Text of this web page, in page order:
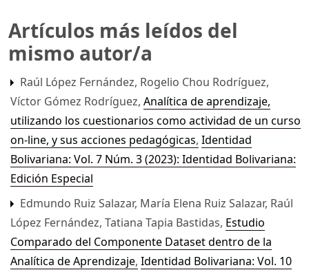
Artículos más leídos del
mismo autor/a
Raúl López Fernández, Rogelio Chou Rodríguez,
Víctor Gómez Rodríguez, Analítica de aprendizaje,
utilizando los cuestionarios como actividad de un curso
on-line, y sus acciones pedagógicas, Identidad
Bolivariana: Vol. 7 Núm. 3 (2023): Identidad Bolivariana:
Edición Especial
Edmundo Ruiz Salazar, María Elena Ruiz Salazar, Raúl
López Fernández, Tatiana Tapia Bastidas, Estudio
Comparado del Componente Dataset dentro de la
Analítica de Aprendizaje, Identidad Bolivariana: Vol. 10